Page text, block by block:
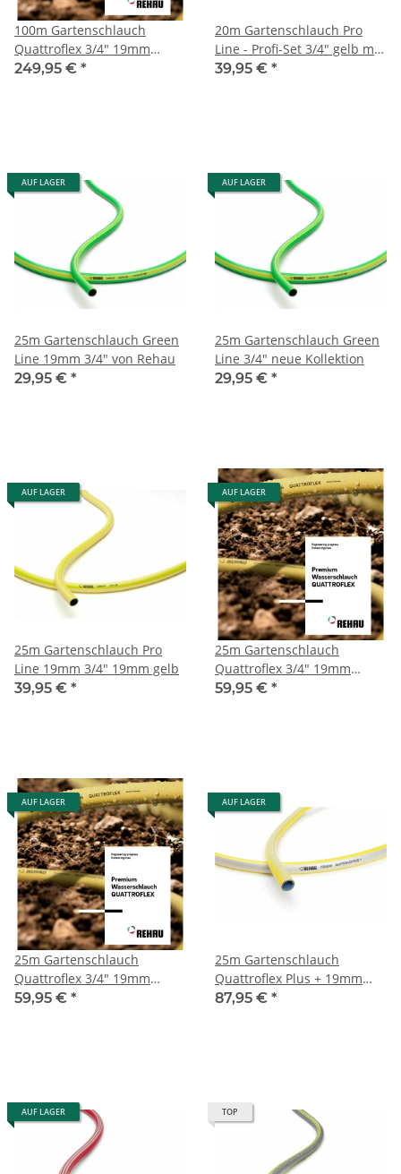
100m Gartenschlauch
Quattroflex 3/4" 19mm
Turboflex Rehau
249,95 € *
20m Gartenschlauch Pro
Line - Profi-Set 3/4" gelb mit
Armaturen
39,95 € *
AUF LAGER
25m Gartenschlauch Green
Line 19mm 3/4" von Rehau
29,95 € *
AUF LAGER
25m Gartenschlauch Green
Line 3/4" neue Kollektion
29,95 € *
AUF LAGER
25m Gartenschlauch Pro
Line 19mm 3/4" 19mm gelb
39,95 € *
AUF LAGER
25m Gartenschlauch
Quattroflex 3/4" 19mm
Rehau
59,95 € *
AUF LAGER
25m Gartenschlauch
Quattroflex 3/4" 19mm
Turboflex Rehau
59,95 € *
AUF LAGER
25m Gartenschlauch
Quattroflex Plus + 19mm
3/4" Rehau
87,95 € *
AUF LAGER TOP